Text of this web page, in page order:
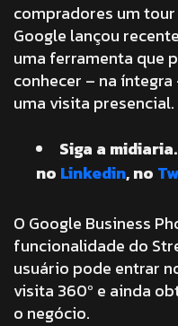
compradores um
Google lançou
uma ferramenta que
conhecer – na
uma visita presencial.
Siga a
no Linkedin, no
O Google Business
funcionalidade do
usuário pode entrar
visita 360º e ainda
o negócio.